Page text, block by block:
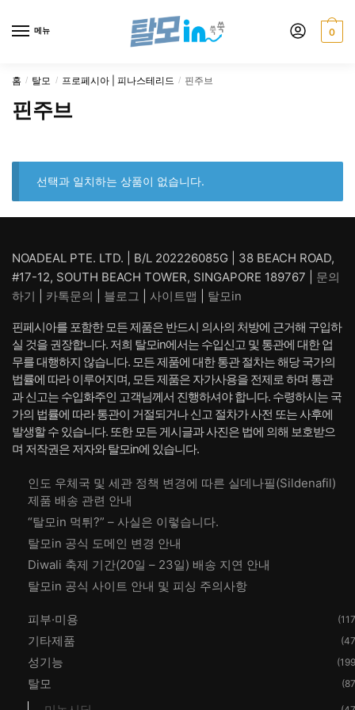
메뉴 0
홈 / 탈모 / 프로페시아 | 피나스테리드 / 핀주브
핀주브
선택과 일치하는 상품이 없습니다.
NOADEAL PTE. LTD. | B/L 202226085G | 38 BEACH ROAD,
#17-12, SOUTH BEACH TOWER, SINGAPORE 189767 | 문의
하기
카톡문의 블로그 사이트맵 탈모in
핀페시아를 포함한 모든 제품은 반드시 의사의 처방에 근거해 구입하
실 것을 권장합니다. 저희 탈모in에서는 수입신고 및 통관에 대한 업
무를 대행하지 않습니다. 모든 제품에 대한 통관 절차는 해당 국가의
법률에 따라 이루어지며, 모든 제품은 자가사용을 전제로 하며 통관
과 신고는 수입화주인 고객님께서 진행하셔야 합니다. 수령하시는 국
가의 법률에 따라 통관이 거절되거나 신고 절차가 사전 또는 사후에
발생할 수 있습니다. 또한 모든 게시글과 사진은 법에 의해 보호받으
며 저작권은 저자와 탈모in에 있습니다.
인도 우체국 및 세관 정책 변경에 따른 실데나필(Sildenafil)
제품 배송 관련 안내
“탈모in 먹튀?” – 사실은 이렇습니다.
탈모in 공식 도메인 변경 안내
Diwali 축제 기간(20일 – 23일) 배송 지연 안내
탈모in 공식 사이트 안내 및 피싱 주의사항
피부·미용
기타제품
성기능
탈모